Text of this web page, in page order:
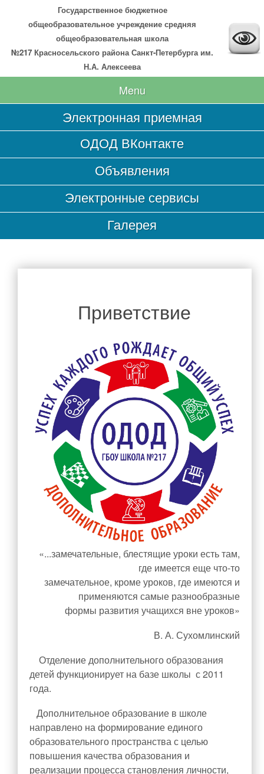
Государственное бюджетное
общеобразовательное учреждение средняя
общеобразовательная школа
№217 Красносельского района Санкт-Петербурга им.
Н.А. Алексеева
Menu
Сведения об образовательной организации
Основные сведения
Структура и органы управления образовательной
организацией
Образование
Администрация школы
Материально-техническое обеспечение и оснащенность
образовательного процесса. Доступная среда
Платные образовательные услуги
Финансово-хозяйственная деятельность
Вакантные места для приема (перевода) обучающихся
Стипендии и меры поддержки обучающихся
Международное сотрудничество
Организация питания в образовательной организации
Родителям
Объявления для родителей
ТПМПК
Электронный дневник
Ежедневное меню
Медицинский кабинет
Обратная связь
Вопрос/Ответ
Новости Минпросвещения России
Ученикам
Классы и классные руководители
Электронная приемная
ОДОД ВКонтакте
Объявления
Электронные сервисы
Галерея
Наши новости
Приветствие
«...замечательные, блестящие уроки есть там,
где имеется еще что-то
замечательное, кроме уроков, где имеются и
применяются самые разнообразные
формы развития учащихся вне уроков»
В. А. Сухомлинский
Отделение дополнительного образования
детей функционирует на базе школы с 2011
года.
Дополнительное образование в школе
направлено на формирование единого
образовательного пространства с целью
повышения качества образования и
реализации процесса становления личности,